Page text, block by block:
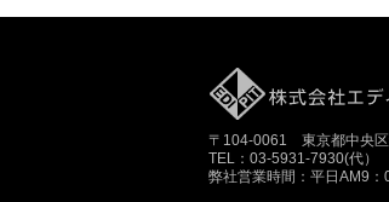
〒104-0061 東京都中央区
TEL：03-5931-7930(代
弊社営業時間：平日AM9：